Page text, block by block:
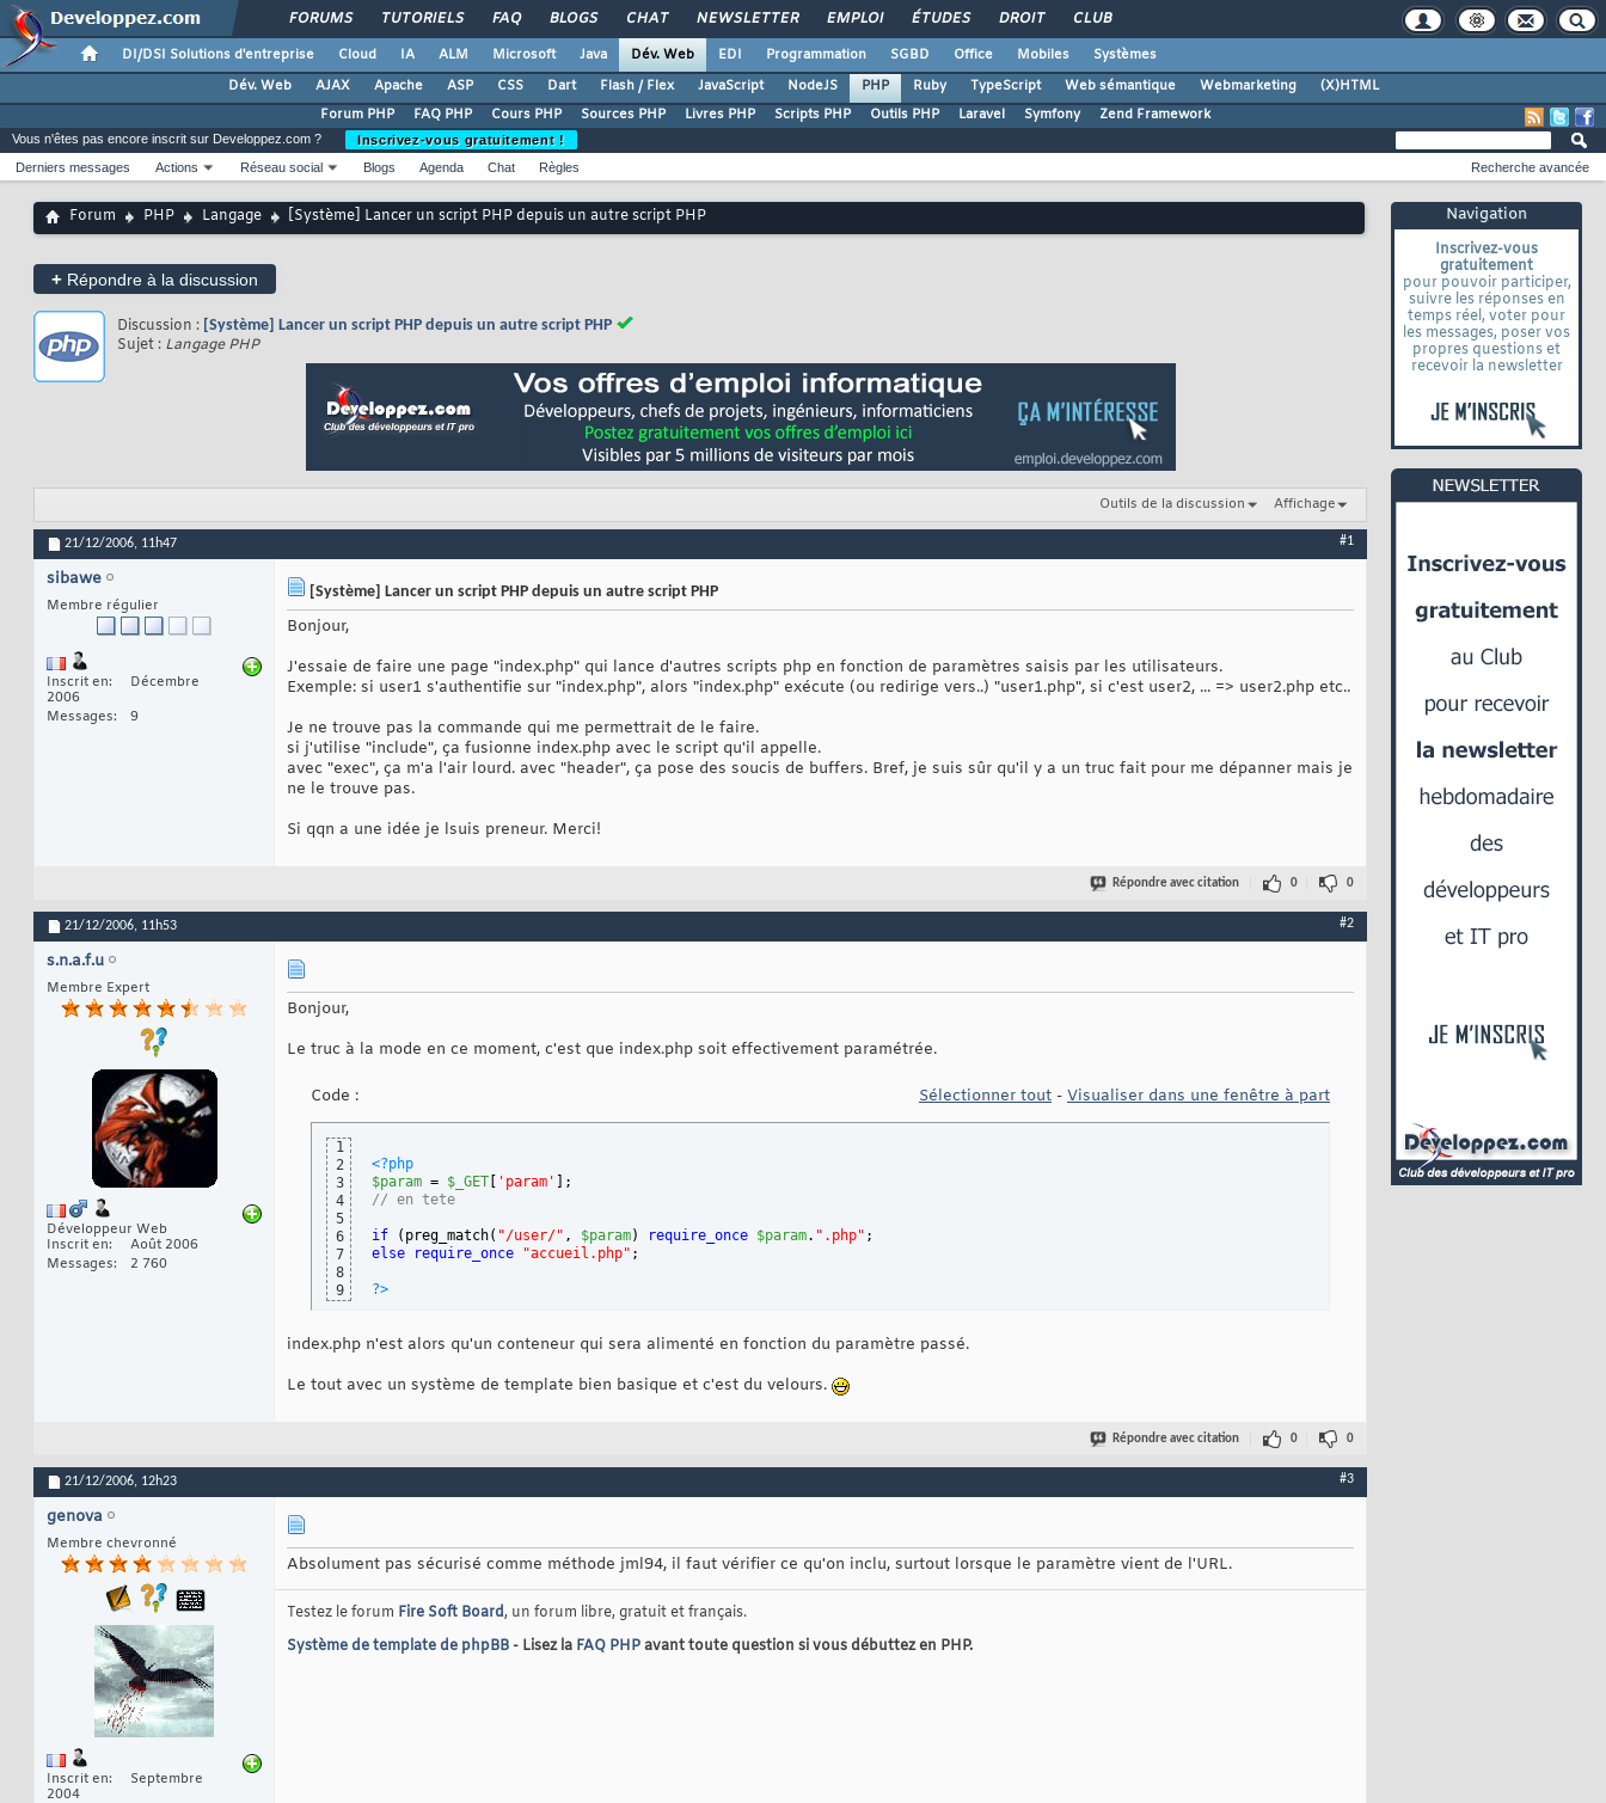
FORUMS TUTORIELS FAQ BLOGS CHAT NEWSLETTER EMPLOI ÉTUDES DROIT CLUB
DI/DSI Solutions d'entreprise Cloud IA ALM Microsoft Java Dév. Web EDI Programmation SGBD Office Mobiles
Systèmes
Dév. Web
AJAX Apache ASP CSS Dart Flash / Flex JavaScript NodeJS PHP Ruby TypeScript Web sémantique Webmarketing
(X)HTML
Forum PHP
FAQ PHP Cours PHP Sources PHP Livres PHP Scripts PHP Outils PHP Laravel Symfony Zend Framework
Navigation
Inscrivez-vous
gratuitement
pour pouvoir participer,
suivre les réponses en
temps réel, voter pour
les messages, poser vos
propres questions et
recevoir la newsletter
Vous n'êtes pas encore inscrit sur Developpez.com ?
Inscrivez-vous gratuitement !
Derniers messages
Actions Réseau social Blogs Agenda Chat Règles Recherche avancée
Forum PHP Langage [Système] Lancer un script PHP depuis un autre script PHP
+ Répondre à la discussion
Discussion : [Système] Lancer un script PHP depuis un autre script PHP
Sujet : Langage PHP
Outils de la discussion Affichage
21/12/2006, 11h47 #1
sibawe
Membre régulier
Inscrit en
Décembre
2006
Messages
9
[Système] Lancer un script PHP depuis un autre script PHP
Bonjour,
J'essaie de faire une page "index.php" qui lance d'autres scripts php en fonction de paramètres saisis par les utilisateurs.
Exemple: si user1 s'authentifie sur "index.php", alors "index.php" exécute (ou redirige vers..) "user1.php", si c'est user2, ... => user2.php etc..
Je ne trouve pas la commande qui me permettrait de le faire.
si j'utilise "include", ça fusionne index.php avec le script qu'il appelle.
avec "exec", ça m'a l'air lourd. avec "header", ça pose des soucis de buffers. Bref, je suis sûr qu'il y a un truc fait pour me dépanner mais je
ne le trouve pas.
Si qqn a une idée je lsuis preneur. Merci!
Répondre avec citation 0 0
21/12/2006, 11h53 #2
s.n.a.f.u
Membre Expert
Développeur Web
Inscrit en
Août 2006
Messages
2 760
Bonjour,
Le truc à la mode en ce moment, c'est que index.php soit effectivement paramétrée.
Code : Sélectionner tout - Visualiser dans une fenêtre à part
1
2
3
4
5
6
7
8
9
<?php
$param = $_GET 'param'
;
// en tete
if ( preg_match( "/user/" , $param) require_once $param. ".php" ;
else
require_once "accueil.php" ;
?>
index.php n'est alors qu'un conteneur qui sera alimenté en fonction du paramètre passé.
Le tout avec un système de template bien basique et c'est du velours.
Répondre avec citation 0 0
21/12/2006, 12h23 #3
genova
Membre chevronné
Inscrit en
Septembre
2004
Absolument pas sécurisé comme méthode jml94, il faut vérifier ce qu'on inclu, surtout lorsque le paramètre vient de l'URL.
Testez le forum Fire Soft Board, un forum libre, gratuit et français.
Système de template de phpBB- Lisez la FAQ PHPavant toute question si vous débuttez en PHP.